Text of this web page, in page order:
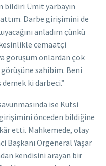
bildiri Ümit yarbayın
Darbe girişimini de
anladım çünkü
cemaatçi
görüşüm onlardan çok
sahibim. Beni
ki darbeci.”
ise Kutsi
girişimini önceden bildiğine
etti. Mahkemede, olay
Başkanı Orgeneral Yaşar
kendisini arayan bir